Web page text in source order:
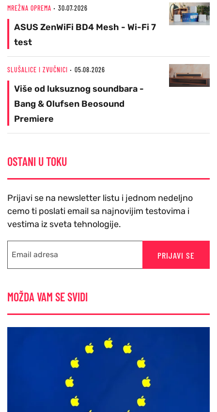
MREŽNA OPREMA 30.07.2026
ASUS ZenWiFi BD4 Mesh - Wi-Fi 7
test
SLUŠALICE I ZVUČNICI 05.08.2026
Više od luksuznog soundbara -
Bang & Olufsen Beosound
Premiere
OSTANI U TOKU
Prijavi se na newsletter listu i jednom nedeljno
cemo ti poslati email sa najnovijim testovima i
vestima iz sveta tehnologije.
PRIJAVI SE
MOŽDA VAM SE SVIDI